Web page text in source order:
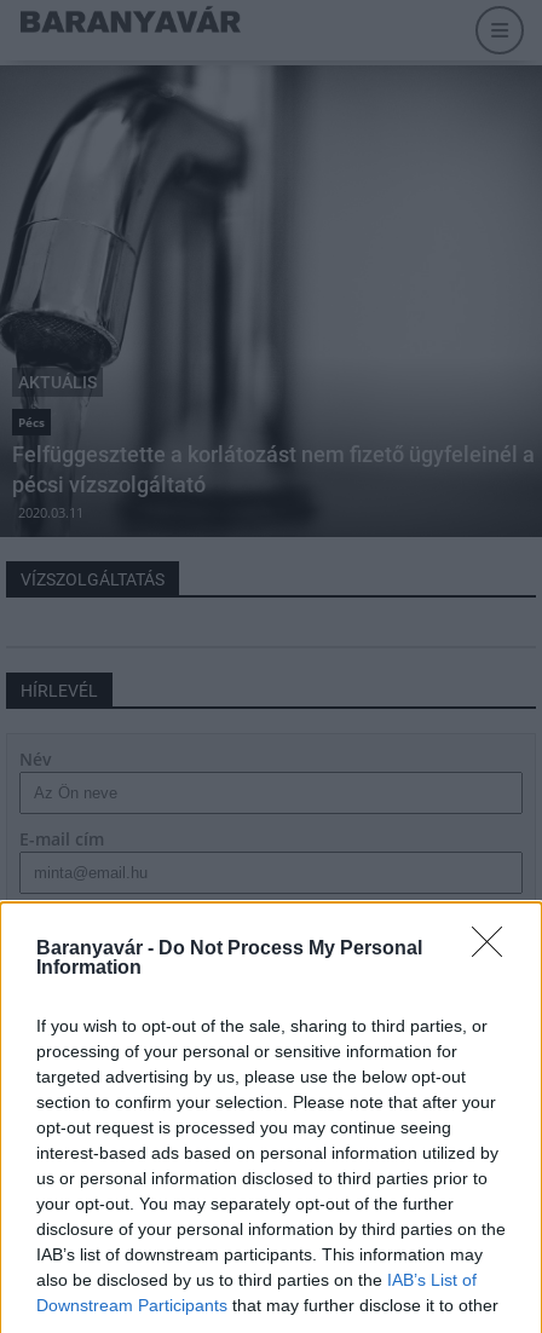
Baranyavár - Do Not Process My Personal
Information
If you wish to opt-out of the sale, sharing to third parties, or
processing of your personal or sensitive information for
targeted advertising by us, please use the below opt-out
section to confirm your selection. Please note that after your
opt-out request is processed you may continue seeing
interest-based ads based on personal information utilized by
us or personal information disclosed to third parties prior to
your opt-out. You may separately opt-out of the further
disclosure of your personal information by third parties on the
IAB’s list of downstream participants. This information may
also be disclosed by us to third parties on the IAB’s List of
Downstream Participants that may further disclose it to other
AKTUÁLIS
Pécs
Felfüggesztette a korlátozást nem fizető ügyfeleinél a
pécsi vízszolgáltató
2020.03.11
VÍZSZOLGÁLTATÁS
HÍRLEVÉL
Név
E-mail cím
szabályzatot!
HÍRDETÉS
LEGFRISSEBB
Országos hírek
Megérkezett az eső a Duna vízgyűjtőjére